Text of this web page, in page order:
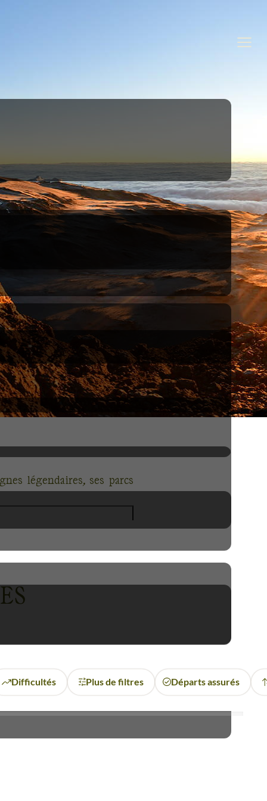
légendaires, ses parcs
protéger des animaux, les
pays aussi fascinant en
l'
accessible.
Difficultés Plus de filtres Départs assurés